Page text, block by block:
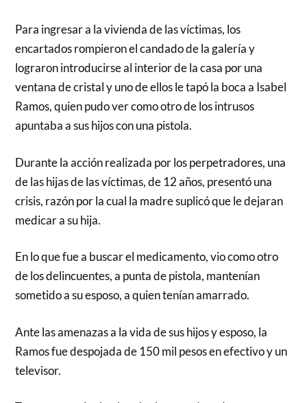
Para ingresar a la vivienda de las víctimas, los
encartados rompieron el candado de la galería y
lograron introducirse al interior de la casa por una
ventana de cristal y uno de ellos le tapó la boca a Isabel
Ramos, quien pudo ver como otro de los intrusos
apuntaba a sus hijos con una pistola.
Durante la acción realizada por los perpetradores, una
de las hijas de las víctimas, de 12 años, presentó una
crisis, razón por la cual la madre suplicó que le dejaran
medicar a su hija.
En lo que fue a buscar el medicamento, vio como otro
de los delincuentes, a punta de pistola, mantenían
sometido a su esposo, a quien tenían amarrado.
Ante las amenazas a la vida de sus hijos y esposo, la
Ramos fue despojada de 150 mil pesos en efectivo y un
televisor.